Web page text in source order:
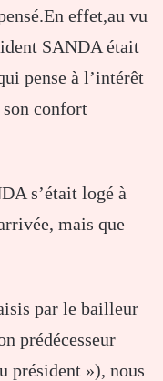
effet,au vu
SANDA était
pense à l’intérêt
confort
s’était logé à
mais que
par le bailleur
prédécesseur
président »), nous